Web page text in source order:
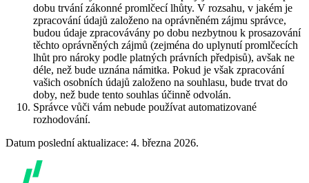
dobu trvání zákonné promlčecí lhůty. V rozsahu, v jakém je
zpracování údajů založeno na oprávněném zájmu správce,
budou údaje zpracovávány po dobu nezbytnou k prosazování
těchto oprávněných zájmů (zejména do uplynutí promlčecích
lhůt pro nároky podle platných právních předpisů), avšak ne
déle, než bude uznána námitka. Pokud je však zpracování
vašich osobních údajů založeno na souhlasu, bude trvat do
doby, než bude tento souhlas účinně odvolán.
Správce vůči vám nebude používat automatizované
rozhodování.
Datum poslední aktualizace: 4. března 2026.